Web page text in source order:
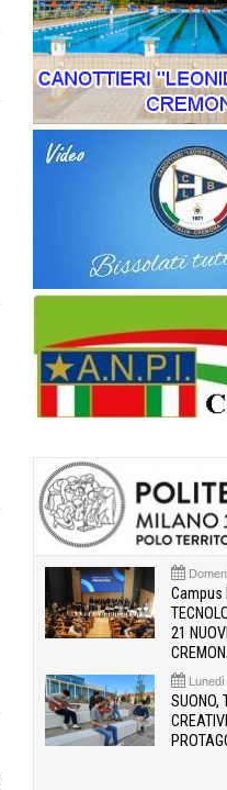
Campus
21
SUONO,